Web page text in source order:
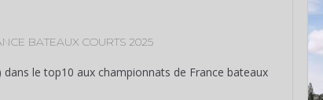
BATEAUX COURTS 2025
dans le top10 aux championnats de France bateaux